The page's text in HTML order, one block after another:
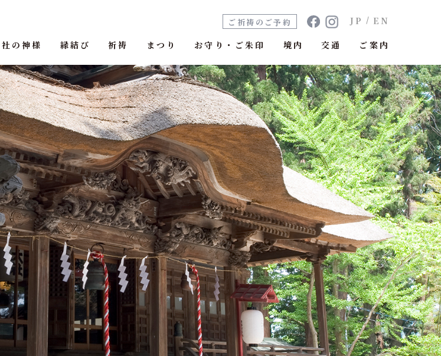
ご祈祷のご予約 JP EN
の神様 縁結び 祈祷 まつり お守り・ご朱印 境内 交通 ご案内